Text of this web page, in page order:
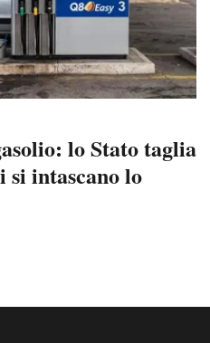
lo Stato taglia
intascano lo